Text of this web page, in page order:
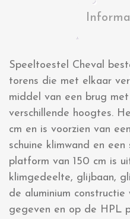
Speeltoestel Cheval
torens die met elkaar
middel van een brug
verschillende hoogtes.
cm en is voorzien van
schuine klimwand en
platform van 150 cm is
klimgedeelte, glijbaan,
de aluminium
gegeven en op de HPL